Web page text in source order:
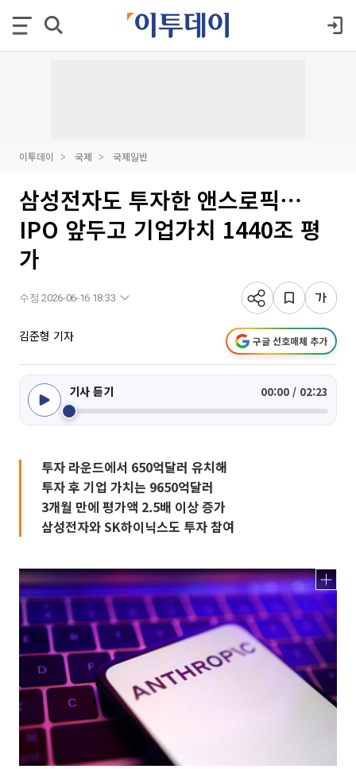
이투데이 국제 국제일반
삼성전자도 투자한 앤스로픽⋯
IPO 앞두고 기업가치 1440조 평
가
수정 2026-06-16 18:33
김준형 기자 구글 선호매체 추가
기사 듣기 00:00 / 02:23
투자 라운드에서 650억달러 유치해
투자 후 기업 가치는 9650억달러
3개월 만에 평가액 2.5배 이상 증가
삼성전자와 SK하이닉스도 투자 참여